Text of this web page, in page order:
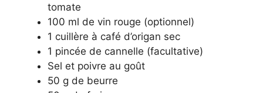
tomate
100 ml de vin rouge (optionnel)
1 cuillère à café d’origan sec
1 pincée de cannelle (facultative)
Sel et poivre au goût
50 g de beurre